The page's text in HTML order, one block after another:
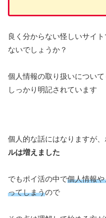
良く分からない怪しいサイ
ないでしょうか？
個人情報の取り扱いについて
しっかり明記されています
個人的な話にはなりますが
ルは増えました
でもポイ活の中で個人情報
ってしまうので